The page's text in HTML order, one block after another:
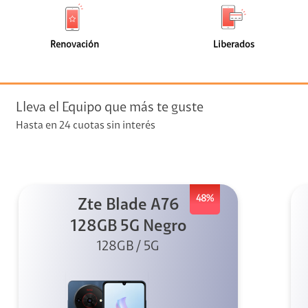
+ Telefonía
streaming
de
faceta
Renovación
(2)
faceta
Liberados
Lleva el Equipo que más te guste
Hasta en 24 cuotas sin interés
48%
Zte Blade A76
128GB 5G Negro
128GB / 5G